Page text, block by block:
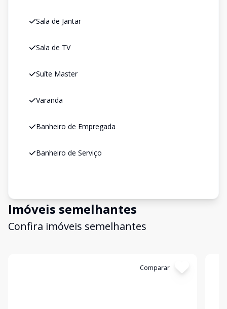
Sala de Jantar
Sala de TV
Suíte Master
Varanda
Banheiro de Empregada
Banheiro de Serviço
Imóveis semelhantes
Confira imóveis semelhantes
Comparar